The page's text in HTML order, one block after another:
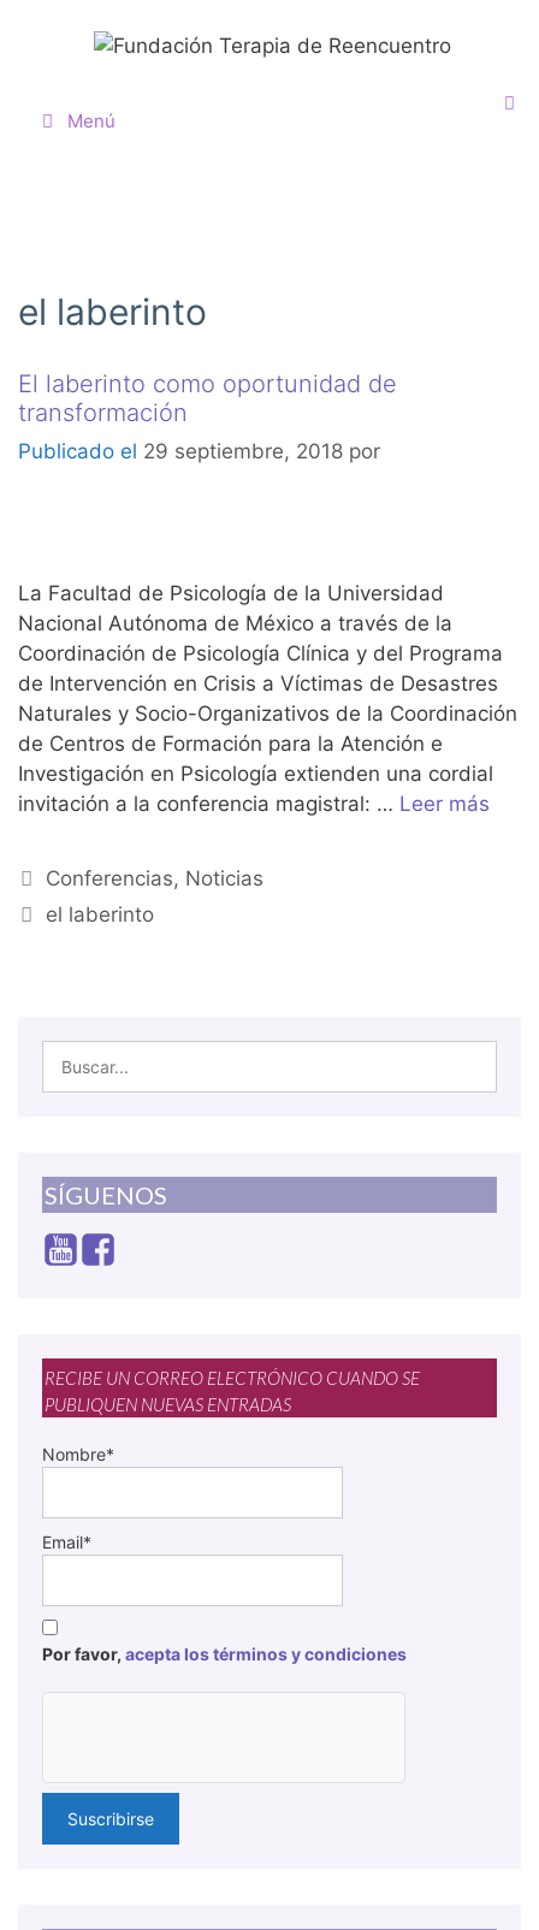
Menú
el laberinto
El laberinto como oportunidad de
transformación
29 septiembre, 2018 por
La Facultad de Psicología de la Universidad
Nacional Autónoma de México a través de la
Coordinación de Psicología Clínica y del Programa
de Intervención en Crisis a Víctimas de Desastres
Naturales y Socio-Organizativos de la Coordinación
de Centros de Formación para la Atención e
Investigación en Psicología extienden una cordial
invitación a la conferencia magistral: … Leer más
Conferencias, Noticias
el laberinto
SÍGUENOS
RECIBE UN CORREO ELECTRÓNICO CUANDO SE
PUBLIQUEN NUEVAS ENTRADAS
Nombre*
Email*
Por favor, acepta los términos y condiciones